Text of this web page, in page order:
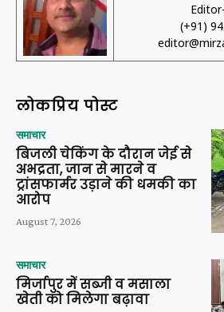
(+91)
लोकप्रिय पोस्ट
समाचार
बिजली चेकिंग के दौरान जेई से
अभद्रता, जान से मारने व
ट्रांसफार्मर उड़ाने की धमकी का
आरोप
August 7, 2026
समाचार
मिर्जापुर में सब्जी व मसाला
खेती को मिलेगा बढ़ावा